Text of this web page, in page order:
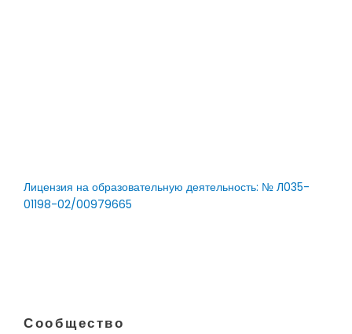
Лицензия на образовательную деятельность: № Л035-
01198-02/00979665
Сообщество